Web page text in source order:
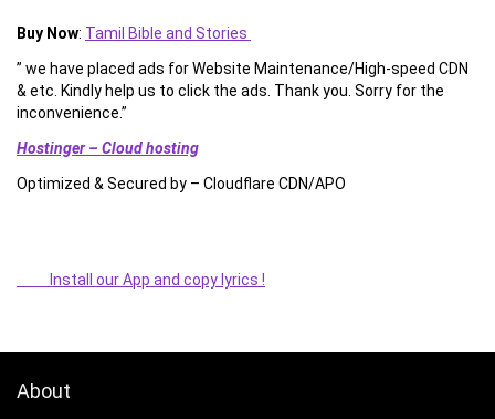
Buy Now: Tamil Bible and Stories
” we have placed ads for Website Maintenance/High-speed CDN
& etc. Kindly help us to click the ads. Thank you. Sorry for the
inconvenience.”
Hostinger – Cloud hosting
Optimized & Secured by – Cloudflare CDN/APO
Install our App and copy lyrics !
About